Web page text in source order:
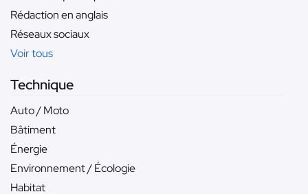
Rédaction en anglais
Réseaux sociaux
Voir tous
Technique
Auto / Moto
Bâtiment
Énergie
Environnement / Écologie
Habitat